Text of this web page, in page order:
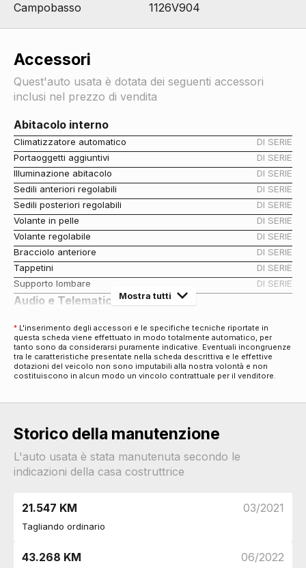
Campobasso 1126V904
Accessori
Quest'auto usata è dotata dei seguenti accessori
inclusi nel prezzo di vendita
Abitacolo interno
Climatizzatore automatico
DI SERIE
Portaoggetti aggiuntivi
DI SERIE
Illuminazione abitacolo
DI SERIE
Sedili anteriori regolabili
DI SERIE
Sedili posteriori regolabili
DI SERIE
Volante in pelle
DI SERIE
Volante regolabile
DI SERIE
Bracciolo anteriore
DI SERIE
Tappetini
DI SERIE
Supporto lombare
DI SERIE
Audio e Telematica
Display multifunzione
DI SERIE
Radio digitale dab
DI SERIE
Cerchi
Connettività
Connessione ios - android
Esterni
Specchietti retrovisori colorati
Cromature esterne
DI SERIE
Fari
Mostra tutti
* L'inserimento degli accessori e le specifiche tecniche riportate in
questa scheda viene effettuato in modo totalmente automatico, per
tanto sono da considerarsi puramente indicative. Eventuali incongruenze
tra le caratteristiche presentate nella scheda descrittiva e le effettive
dotazioni del veicolo non sono imputabili alla nostra volontà e non
costituiscono in alcun modo un vincolo contrattuale per il venditore.
Storico della manutenzione
L'auto usata è stata manutenuta secondo le
indicazioni della casa costruttrice
21.547 KM 03/2021
Tagliando ordinario
43.268 KM 06/2022